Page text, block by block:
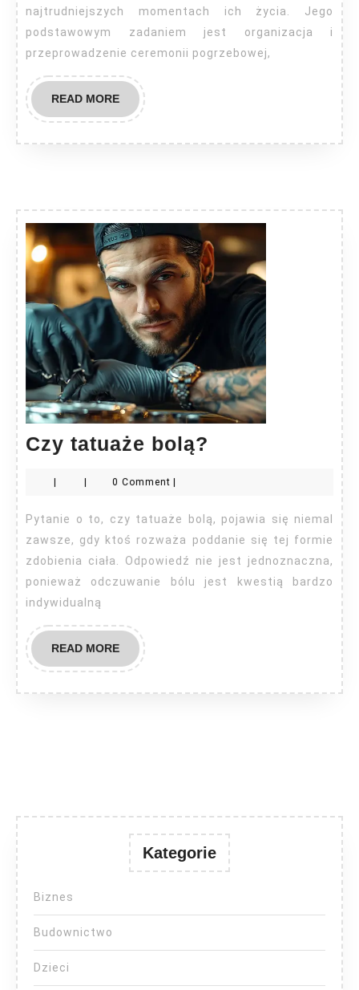
najtrudniejszych momentach ich życia. Jego
podstawowym zadaniem jest organizacja i
przeprowadzenie ceremonii pogrzebowej,
READ MOREREAD
MORE
Czy tatuaże bolą?
0 Comment
Pytanie o to, czy tatuaże bolą, pojawia się niemal
zawsze, gdy ktoś rozważa poddanie się tej formie
zdobienia ciała. Odpowiedź nie jest jednoznaczna,
ponieważ odczuwanie bólu jest kwestią bardzo
indywidualną
READ MOREREAD
MORE
Kategorie
Biznes
Budownictwo
Dzieci